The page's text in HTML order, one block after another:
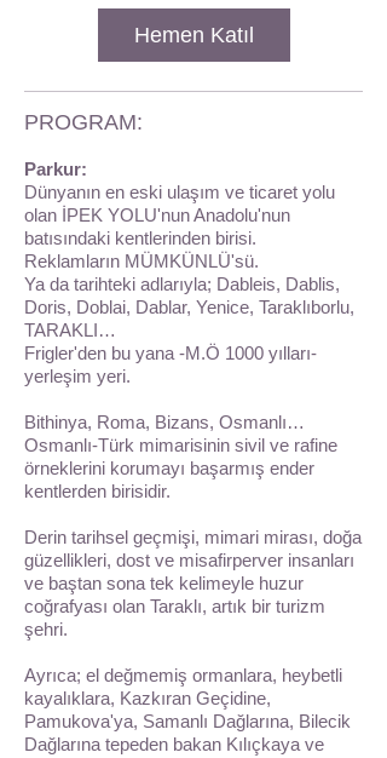
Hemen Katıl
PROGRAM:
Parkur:
Dünyanın en eski ulaşım ve ticaret yolu
olan İPEK YOLU'nun Anadolu'nun
batısındaki kentlerinden birisi.
Reklamların MÜMKÜNLÜ'sü.
Ya da tarihteki adlarıyla; Dableis, Dablis,
Doris, Doblai, Dablar, Yenice, Taraklıborlu,
TARAKLI…
Frigler'den bu yana -M.Ö 1000 yılları-
yerleşim yeri.
Bithinya, Roma, Bizans, Osmanlı…
Osmanlı-Türk mimarisinin sivil ve rafine
örneklerini korumayı başarmış ender
kentlerden birisidir.
Derin tarihsel geçmişi, mimari mirası, doğa
güzellikleri, dost ve misafirperver insanları
ve baştan sona tek kelimeyle huzur
coğrafyası olan Taraklı, artık bir turizm
şehri.
Ayrıca; el değmemiş ormanlara, heybetli
kayalıklara, Kazkıran Geçidine,
Pamukova'ya, Samanlı Dağlarına, Bilecik
Dağlarına tepeden bakan Kılıçkaya ve